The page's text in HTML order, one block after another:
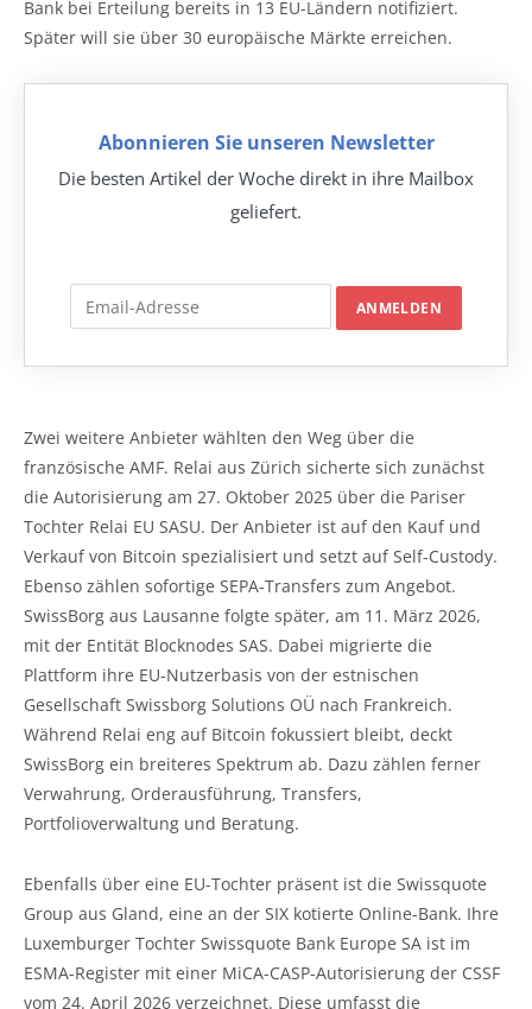
Bank bei Erteilung bereits in 13 EU-Ländern notifiziert.
Später will sie über 30 europäische Märkte erreichen.
Abonnieren Sie unseren Newsletter
Die besten Artikel der Woche direkt in ihre Mailbox
geliefert.
Zwei weitere Anbieter wählten den Weg über die
französische AMF. Relai aus Zürich sicherte sich zunächst
die Autorisierung am 27. Oktober 2025 über die Pariser
Tochter Relai EU SASU. Der Anbieter ist auf den Kauf und
Verkauf von Bitcoin spezialisiert und setzt auf Self-Custody.
Ebenso zählen sofortige SEPA-Transfers zum Angebot.
SwissBorg aus Lausanne folgte später, am 11. März 2026,
mit der Entität Blocknodes SAS. Dabei migrierte die
Plattform ihre EU-Nutzerbasis von der estnischen
Gesellschaft Swissborg Solutions OÜ nach Frankreich.
Während Relai eng auf Bitcoin fokussiert bleibt, deckt
SwissBorg ein breiteres Spektrum ab. Dazu zählen ferner
Verwahrung, Orderausführung, Transfers,
Portfolioverwaltung und Beratung.
Ebenfalls über eine EU-Tochter präsent ist die Swissquote
Group aus Gland, eine an der SIX kotierte Online-Bank. Ihre
Luxemburger Tochter Swissquote Bank Europe SA ist im
ESMA-Register mit einer MiCA-CASP-Autorisierung der CSSF
vom 24. April 2026 verzeichnet. Diese umfasst die